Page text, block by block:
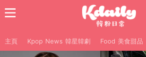
主頁 Kpop News 韓星韓劇 Food 美食甜品